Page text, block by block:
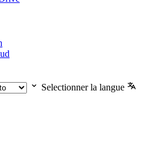
Selectionner la langue